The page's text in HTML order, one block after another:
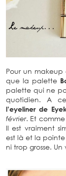
Pour un
que la palette
palette qui ne
quotidien. A
l’eyeliner de
février. Et comme
Il est vraiment
est là et la
ni trop grosse.